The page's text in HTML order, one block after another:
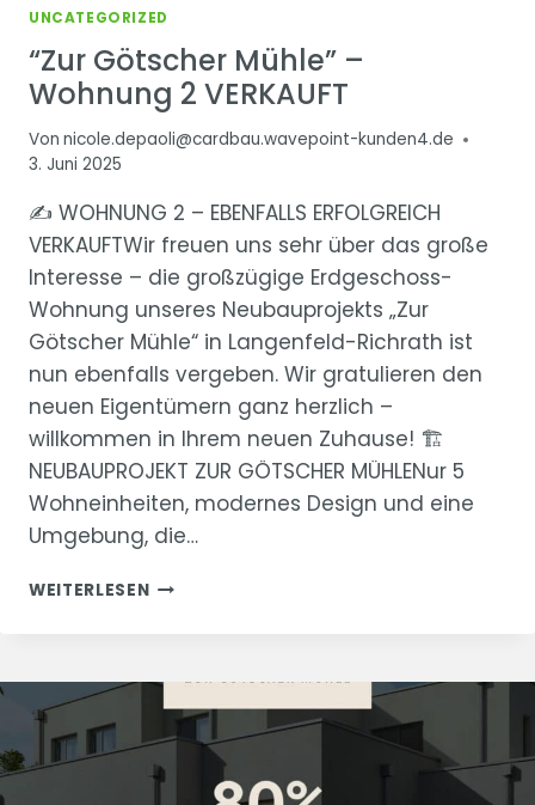
UNCATEGORIZED
“Zur Götscher Mühle” –
Wohnung 2 VERKAUFT
Von nicole.depaoli@cardbau.wavepoint-kunden4.de
3. Juni 2025
✍ WOHNUNG 2 – EBENFALLS ERFOLGREICH
VERKAUFTWir freuen uns sehr über das große
Interesse – die großzügige Erdgeschoss-
Wohnung unseres Neubauprojekts „Zur
Götscher Mühle“ in Langenfeld-Richrath ist
nun ebenfalls vergeben. Wir gratulieren den
neuen Eigentümern ganz herzlich –
willkommen in Ihrem neuen Zuhause! 🏗
NEUBAUPROJEKT ZUR GÖTSCHER MÜHLENur 5
Wohneinheiten, modernes Design und eine
Umgebung, die…
WEITERLESEN“ZUR
WOHNUNG
VERKAUFT